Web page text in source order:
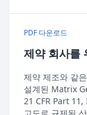
PDF 다운로드
제약 회사
제약 제조와 같
설계된 Matrix
21 CFR Part 11,